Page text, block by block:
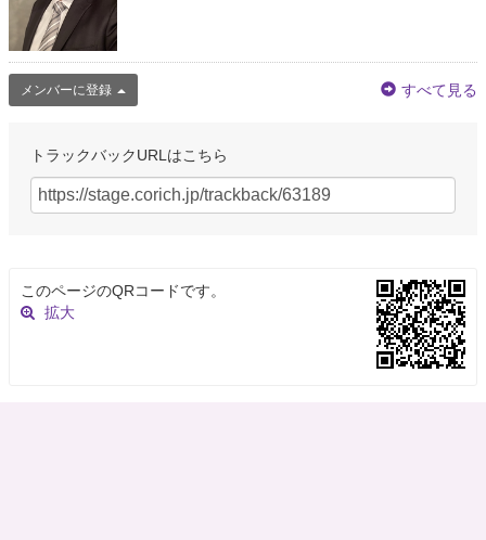
メンバーに登録 すべて見る
トラックバックURLはこちら
このページのQRコードです。
拡大